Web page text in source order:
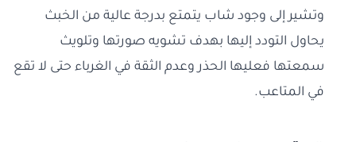
وتشير إلى وجود شاب يتمتع بدرجة عالية من الخبث
يحاول التودد إليها بهدف تشويه صورتها وتلويث
سمعتها فعليها الحذر وعدم الثقة في الغرباء حتى لا تقع
في المتاعب.